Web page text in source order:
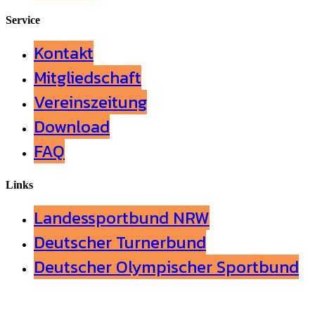
Service
Kontakt
Mitgliedschaft
Vereinszeitung
Download
FAQ
Links
Landessportbund NRW
Deutscher Turnerbund
Deutscher Olympischer Sportbund